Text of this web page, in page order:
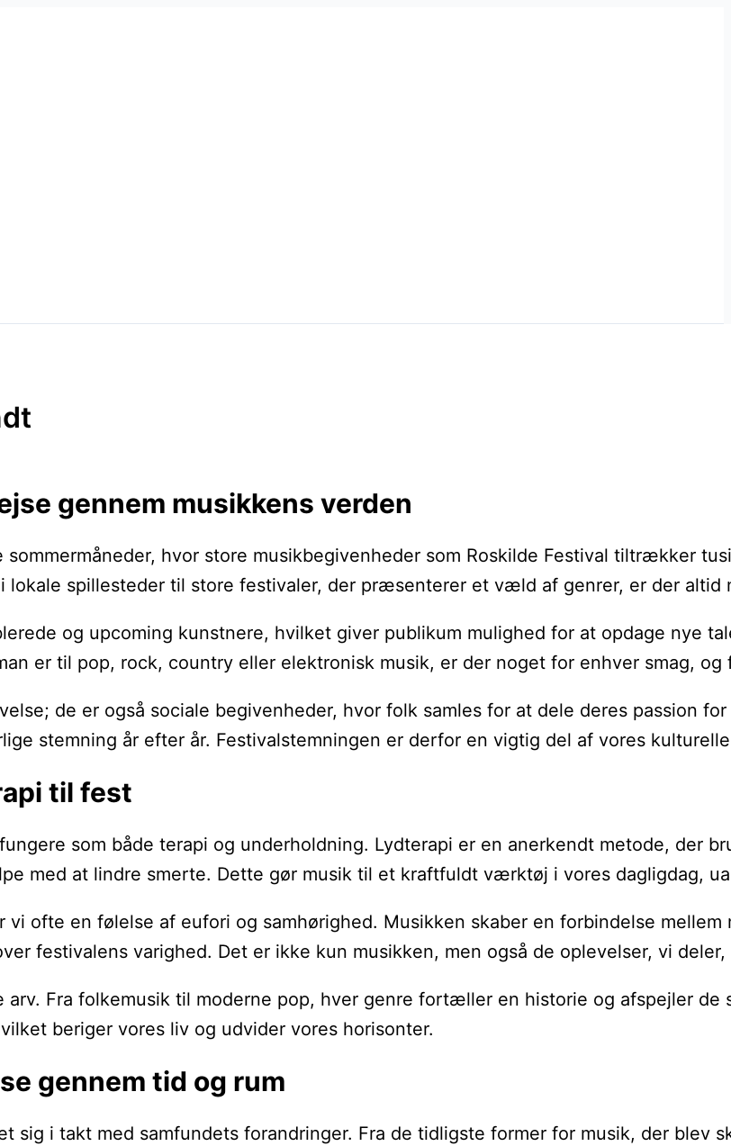
gennem musikkens verden
hvor store musikbegivenheder som Roskilde Festival tiltrækker
spillesteder til store festivaler, der præsenterer et væld af genrer, er der
og upcoming kunstnere, hvilket giver publikum mulighed for at opdage nye
er til pop, rock, country eller elektronisk musik, er der noget for enhver smag,
de er også sociale begivenheder, hvor folk samles for at dele deres passion
stemning år efter år. Festivalstemningen er derfor en vigtig del af vores
til fest
som både terapi og underholdning. Lydterapi er en anerkendt metode, der
med at lindre smerte. Dette gør musik til et kraftfuldt værktøj i vores dagligdag,
ofte en følelse af eufori og samhørighed. Musikken skaber en forbindelse
festivalens varighed. Det er ikke kun musikken, men også de oplevelser, vi
Fra folkemusik til moderne pop, hver genre fortæller en historie og afspejler
beriger vores liv og udvider vores horisonter.
gennem tid og rum
sig i takt med samfundets forandringer. Fra de tidligste former for musik, der blev